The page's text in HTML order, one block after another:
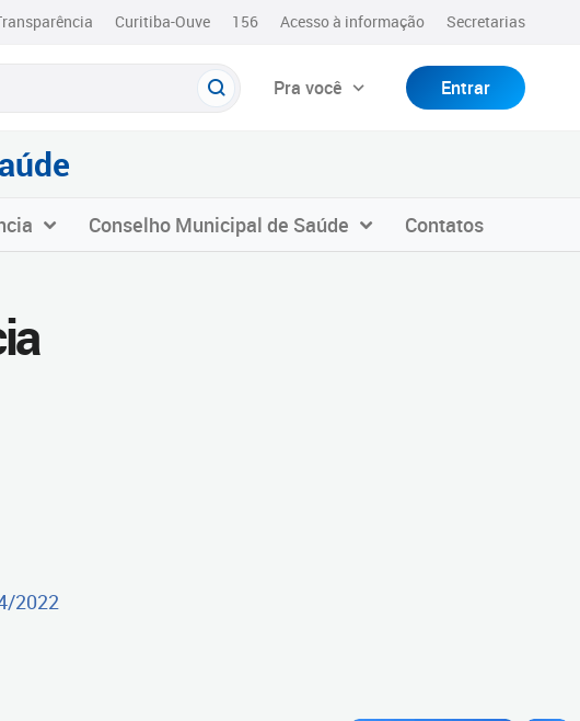
Curitiba-Ouve 156 Acesso à informação Secretarias
Pra você Entrar
Conselho Municipal de Saúde Contatos
2022